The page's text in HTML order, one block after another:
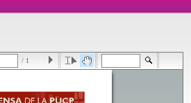
/ 1